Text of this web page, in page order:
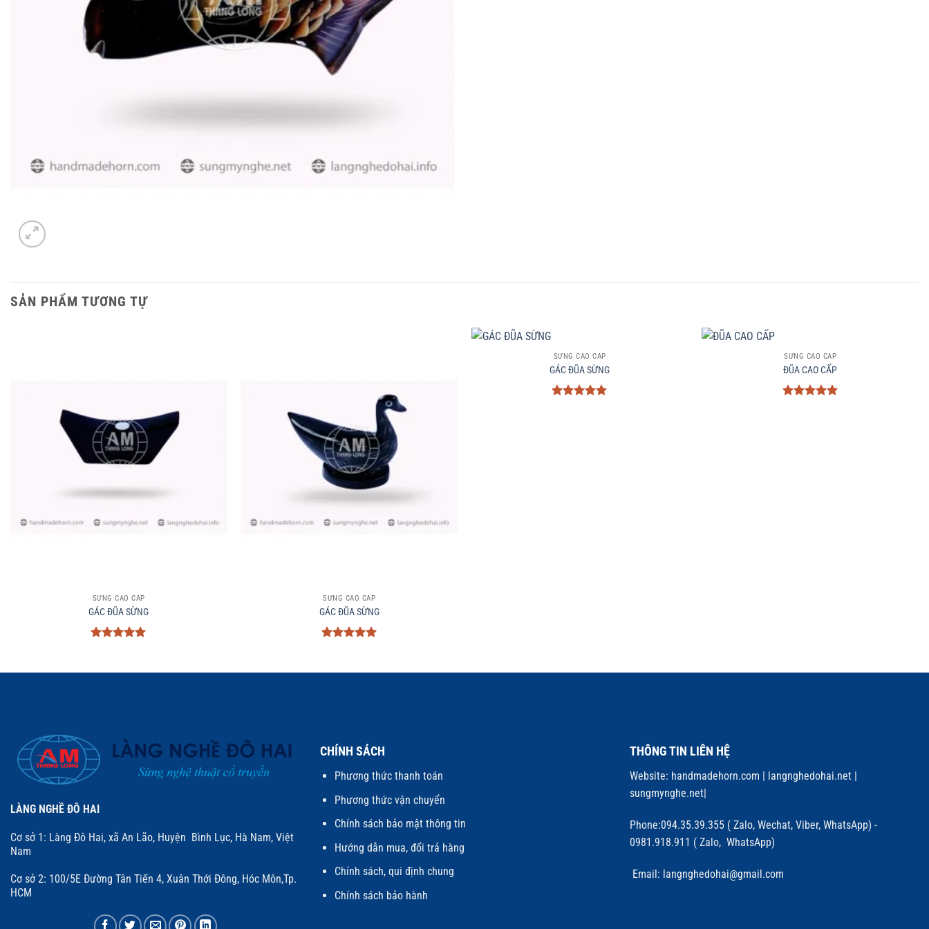
SẢN PHẨM TƯƠNG TỰ
SỪNG CAO CẤP
GÁC ĐŨA SỪNG
sao
SỪNG CAO CẤP
GÁC ĐŨA SỪNG
sao
+
SỪNG CAO CẤP
GÁC ĐŨA SỪNG
+
SỪNG CAO CẤP
ĐŨA CAO CẤP
LÀNG NGHỀ ĐÔ HAI
Cơ sở 1: Làng Đô Hai, xã An Lão, Huyện Bình Lục, Hà Nam, Việt
Nam
Cơ sở 2: 100/5E Đường Tân Tiến 4, Xuân Thới Đông, Hóc Môn,Tp.
HCM
CHÍNH SÁCH
Phương thức thanh toán
Phương thức vận chuyển
Chính sách bảo mật thông tin
Hướng dẫn mua, đổi trả hàng
Chính sách, qui định chung
Chính sách bảo hành
THÔNG TIN LIÊN HỆ
Website: handmadehorn.com | langnghedohai.net |
sungmynghe.net|
Phone:094.35.39.355 ( Zalo, Wechat, Viber, WhatsApp) -
0981.918.911 ( Zalo, WhatsApp)
Email: langnghedohai@gmail.com